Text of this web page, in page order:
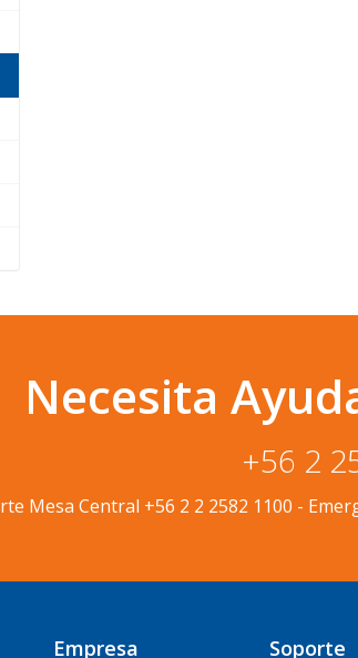
Necesita
+56 2
Mesa Central +56 2 2 2582 1100 -
Empresa Soporte